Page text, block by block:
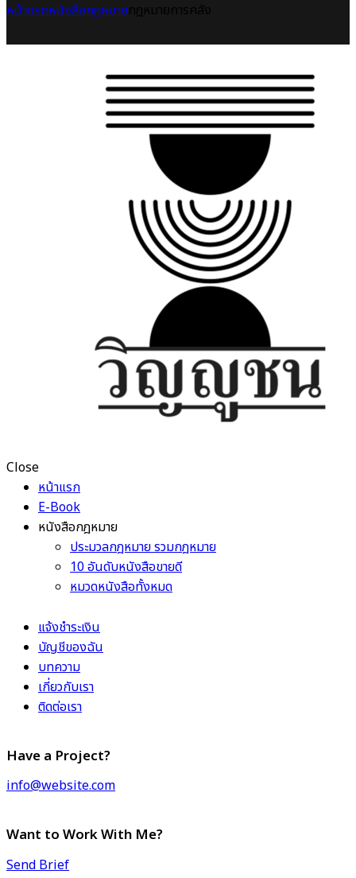
หน้าแรกหนังสือกฎหมาย
Close
หน้าแรก
E-Book
หนังสือกฎหมาย
ประมวลกฎหมาย รวมกฎหมาย
10 อันดับหนังสือขายดี
หมวดหนังสือทั้งหมด
แจ้งชำระเงิน
บัญชีของฉัน
บทความ
เกี่ยวกับเรา
ติดต่อเรา
Have a Project?
info@website.com
Want to Work With Me?
Send Brief